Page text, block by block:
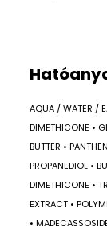
AQUA / WATER /
DIMETHICONE •
BUTTER •
PROPANEDIOL •
DIMETHICONE •
EXTRACT •
•